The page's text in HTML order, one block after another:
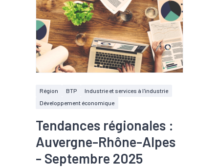
Région BTP
Industrie et services à l'industrie
Développement économique
Tendances régionales :
Auvergne-Rhône-Alpes
- Septembre 2025